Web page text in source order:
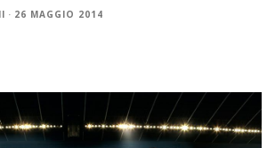
· 26 MAGGIO 2014